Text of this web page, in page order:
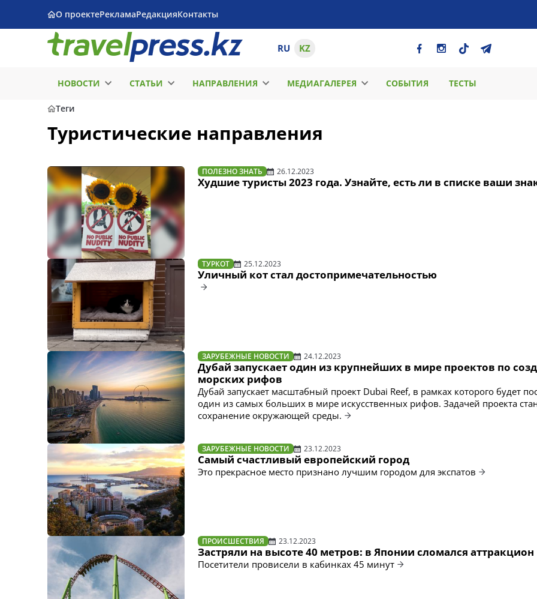
О проектеРекламаРедакцияКонтакты
RU KZ
НОВОСТИ СТАТЬИ НАПРАВЛЕНИЯ МЕДИАГАЛЕРЕЯ СОБЫТИЯ ТЕСТЫ
Теги
Туристические направления
ПОЛЕЗНО ЗНАТЬ 26.12.2023
Худшие туристы 2023 года. Узнайте, есть ли в списке ваши
ТУРКОТ 25.12.2023
Уличный кот стал достопримечательностью
ЗАРУБЕЖНЫЕ НОВОСТИ 24.12.2023
Дубай запускает один из крупнейших в мире проектов по
морских рифов
Дубай запускает масштабный проект Dubai Reef, в рамках которого будет
один из самых больших в мире искусственных рифов. Задачей проекта
сохранение окружающей среды.
ЗАРУБЕЖНЫЕ НОВОСТИ 23.12.2023
Самый счастливый европейский город
Это прекрасное место признано лучшим городом для экспатов
ПРОИСШЕСТВИЯ 23.12.2023
Застряли на высоте 40 метров: в Японии сломался аттракцион
Посетители провисели в кабинках 45 минут